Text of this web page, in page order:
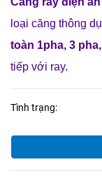
loại căng thông
toàn 1pha, 3
tiếp với ray.
Tình trạng: